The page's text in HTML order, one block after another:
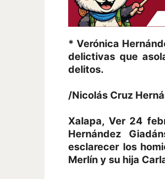
* Verónica
delictivas que
delitos.
/Nicolás Cruz
Xalapa, Ver 24
Hernández
esclarecer los
Merlín y su hija